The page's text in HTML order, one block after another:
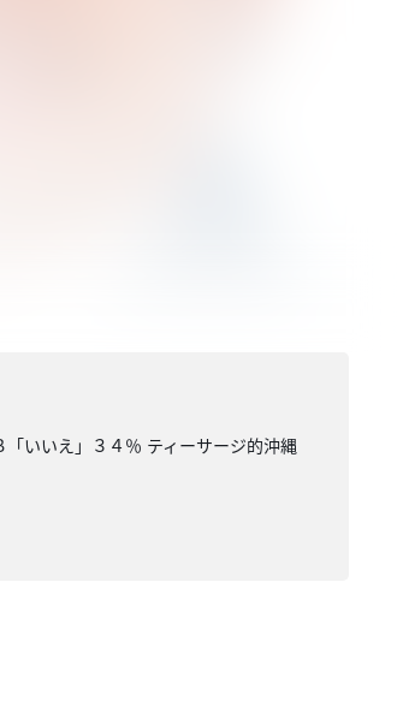
いいえ」３４％ ティーサージ的沖縄